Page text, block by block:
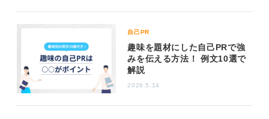
また、一つひとつの趣味を単に列挙するのではなく、
「興味を持ったことにすぐ挑戦し、そこから学びを得る
行動力」や「多様な人と会話のきっかけをつくれるコミ
ュニケーション力」といった抽象的な強みとして昇華さ
せることも重要です。
仕事への活かし方を示して強みとしての印象を残そ
自己PR
趣味を題材にした自己PRで強
みを伝える方法！ 例文10選で
解説
2026.5.14